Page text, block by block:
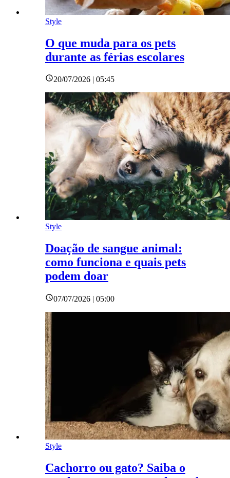
Style
O que muda para os pets
durante as férias escolares
20/07/2026 | 05:45
Style
Doação de sangue animal:
como funciona e quais pets
podem doar
07/07/2026 | 05:00
Style
Cachorro ou gato? Saiba o